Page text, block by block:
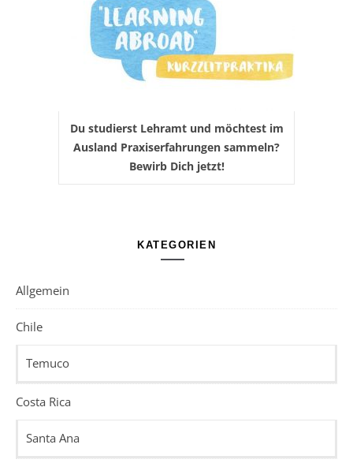
Du studierst Lehramt und möchtest im
Ausland Praxiserfahrungen sammeln?
Bewirb Dich jetzt!
KATEGORIEN
Allgemein
Chile
Temuco
Costa Rica
Santa Ana